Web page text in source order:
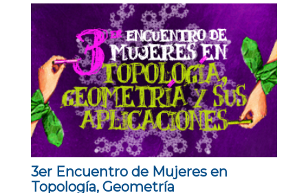
3er Encuentro de Mujeres en
Topología, Geometría